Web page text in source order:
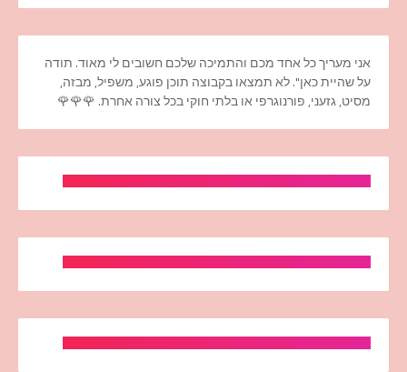
אני מעריך כל אחד מכם והתמיכה שלכם חשובים לי מאוד. תודה
על שהיית כאן". לא תמצאו בקבוצה תוכן פוגע, משפיל, מבזה,
מסיט, גזעני, פורנוגרפי או בלתי חוקי בכל צורה אחרת. 🌹🌹🌹